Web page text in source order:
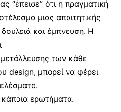
“έπεισε” ότι η πραγματική
μιας απαιτητικής
και έμπνευση. Η
των κάθε
design, μπορεί να φέρει
ερωτήματα.